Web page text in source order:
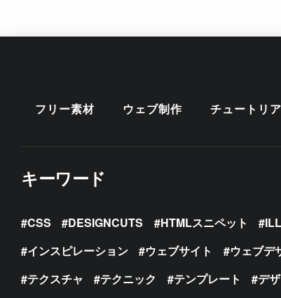
フリー素材 ウェブ制作 チュートリ
キーワード
CSS DESIGNCUTS HTMLスニペット
インスピレーション
ウェブサイト ウェブデ
テクスチャ
テクニック テンプレート デ